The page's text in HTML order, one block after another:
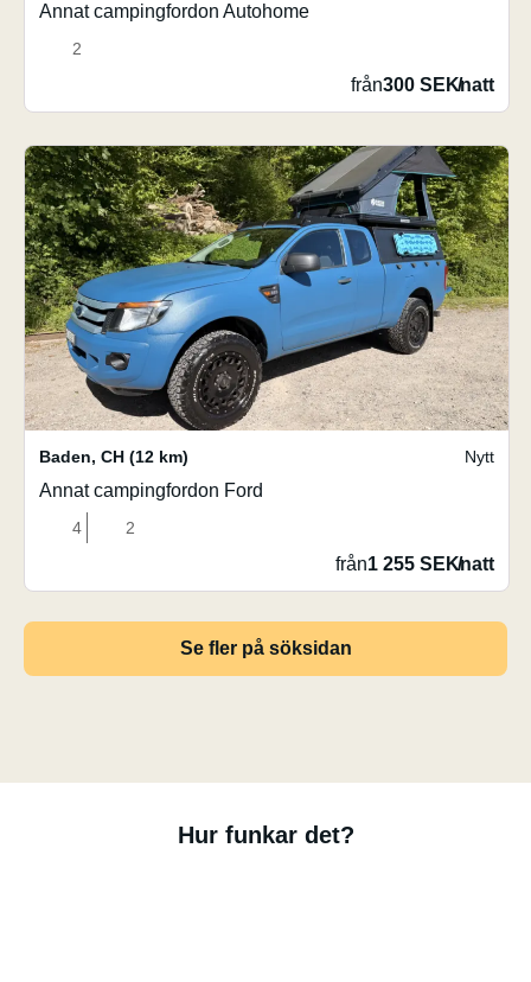
Annat campingfordon Autohome
2
från300 SEK/natt
Baden, CH (12 km) Nytt
Annat campingfordon Ford
4 2
från1 255 SEK/natt
Se fler på söksidan
Hur funkar det?